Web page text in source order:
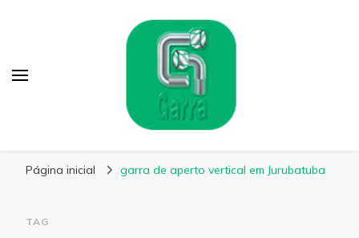
Página inicial garra de aperto vertical em Jurubatuba
TAG